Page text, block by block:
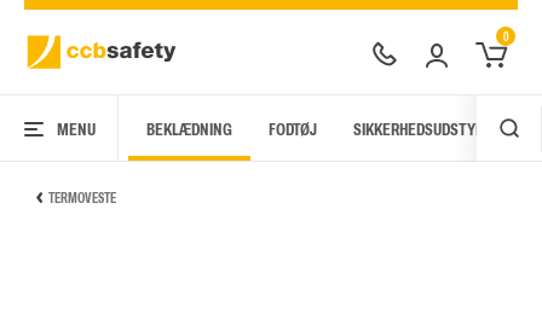
0
MENU BEKLÆDNING FODTØJ SIKKERHEDSUDSTYR
TERMOVESTE